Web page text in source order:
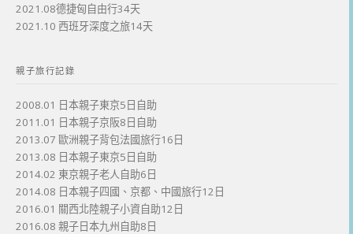
2021.08德捷匈自由行34天
2021.10 西班牙深度之旅14天
親子旅行記錄
2008.01 日本親子東京5日自助
2011.01 日本親子京阪8日自助
2013.07 歐洲親子背包法國旅行16日
2013.08 日本親子東京5日自助
2014.02 東京親子老人自助6日
2014.08 日本親子四國、京都、中國旅行12日
2016.01 關西北陸親子小資自助12日
2016.08 親子日本九州自助8日